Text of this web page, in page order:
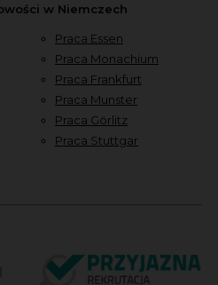
w Niemczech
Praca Essen
Praca Monachium
Praca Frankfurt
Praca Munster
Praca Görlitz
Praca Stuttgar